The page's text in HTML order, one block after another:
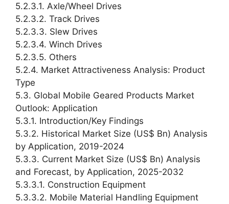
5.2.3.1. Axle/Wheel Drives
5.2.3.2. Track Drives
5.2.3.3. Slew Drives
5.2.3.4. Winch Drives
5.2.3.5. Others
5.2.4. Market Attractiveness Analysis: Product
Type
5.3. Global Mobile Geared Products Market
Outlook: Application
5.3.1. Introduction/Key Findings
5.3.2. Historical Market Size (US$ Bn) Analysis
by Application, 2019-2024
5.3.3. Current Market Size (US$ Bn) Analysis
and Forecast, by Application, 2025-2032
5.3.3.1. Construction Equipment
5.3.3.2. Mobile Material Handling Equipment